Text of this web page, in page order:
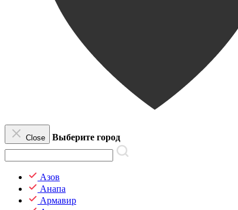
Close Выберите город
Азов
Анапа
Армавир